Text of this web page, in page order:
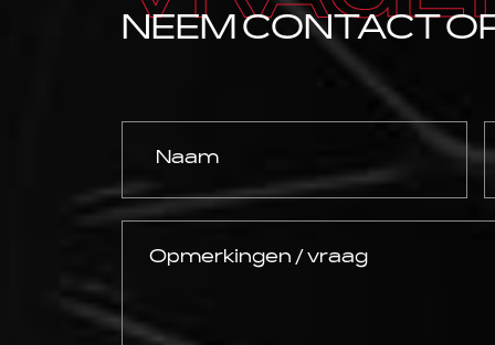
NEEM CONTACT